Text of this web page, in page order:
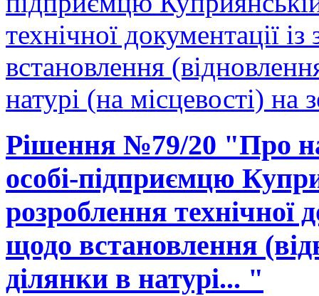
технічної документації
встановлення
натурі (на місцевості) на
Рішення №79/20 "Про
особі-підприємцю
розроблення технічної
щодо встановлення
ділянки в натурі... "